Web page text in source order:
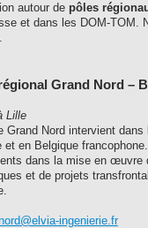
autour de pôles
et dans les DOM-
Grand Nord –
Lille
Grand Nord intervient
et en Belgique
dans la mise en œuvre
et de projets
ingenierie.fr